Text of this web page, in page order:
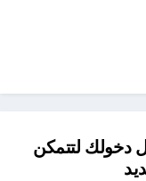
دخولك لتتمكن